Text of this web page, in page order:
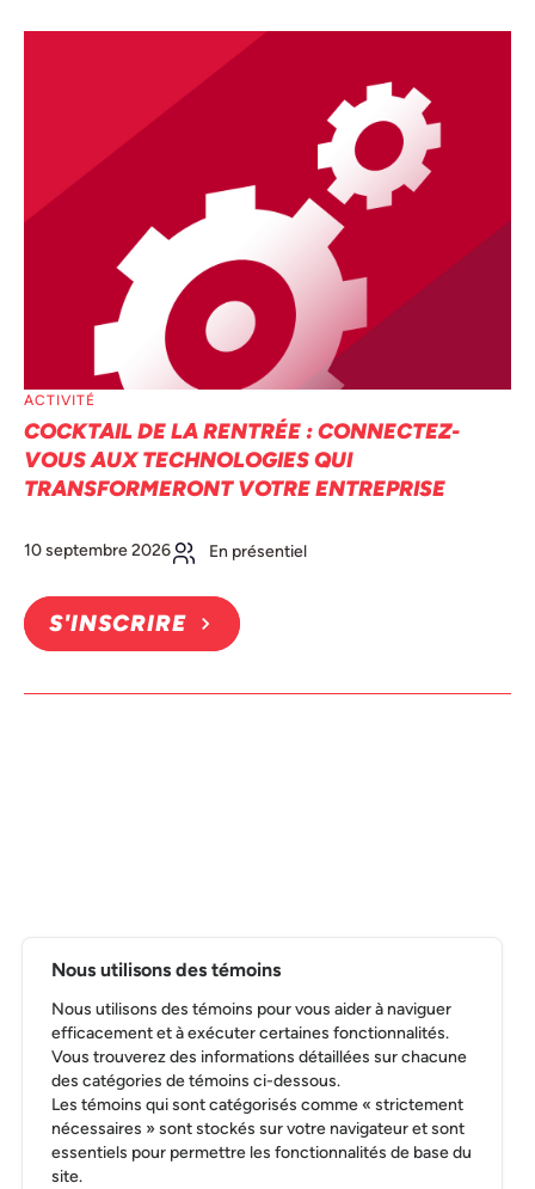
ACTIVITÉ
COCKTAIL DE LA RENTRÉE : CONNECTEZ-
VOUS AUX TECHNOLOGIES QUI
TRANSFORMERONT VOTRE ENTREPRISE
10 septembre 2026 En présentiel
S'INSCRIRE
Nous utilisons des témoins
Nous utilisons des témoins pour vous aider à naviguer
efficacement et à exécuter certaines fonctionnalités.
Vous trouverez des informations détaillées sur chacune
des catégories de témoins ci-dessous.
Les témoins qui sont catégorisés comme « strictement
nécessaires » sont stockés sur votre navigateur et sont
essentiels pour permettre les fonctionnalités de base du
site.